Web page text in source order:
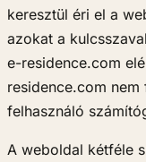
keresztül éri el a
azokat a
e-residence.com
residence.com
felhasználó
A weboldal kétféle